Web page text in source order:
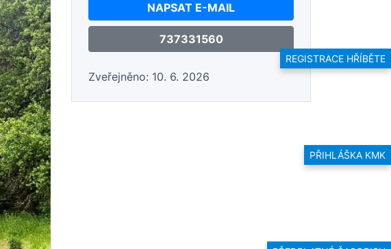
REGISTRACE HŘÍBĚTE
PŘIHLÁŠKA KMK
NAPSAT E-MAIL
737331560
Zveřejněno: 10. 6. 2026